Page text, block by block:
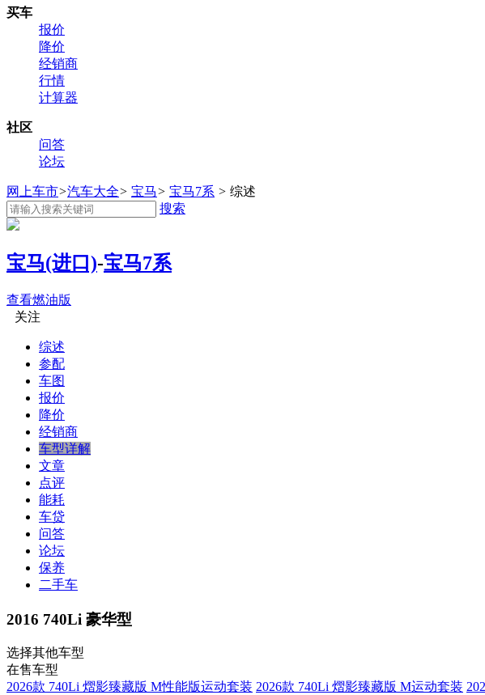
买车
报价
降价
经销商
行情
计算器
社区
问答
论坛
网上车市>汽车大全> 宝马> 宝马7系 > 综述
搜索
宝马(进口)-宝马7系
查看燃油版
关注
综述
参配
车图
报价
降价
经销商
车型详解
文章
点评
能耗
车贷
问答
论坛
保养
二手车
2016 740Li 豪华型
选择其他车型
在售车型
2026款 740Li 熠影臻藏版 M性能版运动套装 2026款 740Li 熠影臻藏版 M运动套装